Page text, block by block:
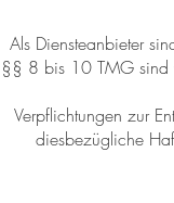
Als Diensteanbieter
§§ 8 bis 10 TMG sind
Verpflichtungen zur
diesbezügliche